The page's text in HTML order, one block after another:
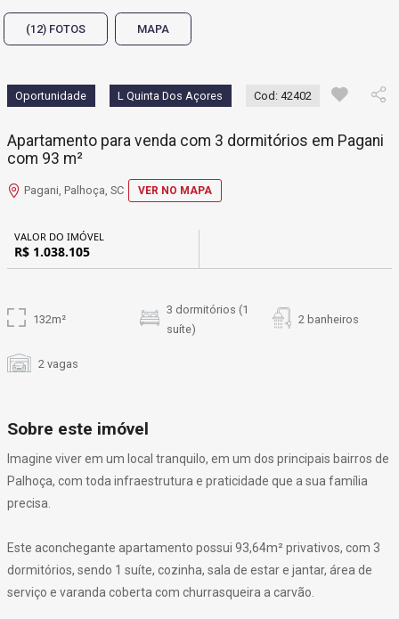
(12) FOTOS MAPA
Oportunidade L Quinta Dos Açores Cod: 42402
Apartamento para venda com 3 dormitórios em Pagani
com 93 m²
Pagani, Palhoça, SC VER NO MAPA
VALOR DO IMÓVEL
R$ 1.038.105
132m²
3 dormitórios (1
suíte)
2 banheiros
2 vagas
Sobre este imóvel
Imagine viver em um local tranquilo, em um dos principais bairros de
Palhoça, com toda infraestrutura e praticidade que a sua família
precisa.
Este aconchegante apartamento possui 93,64m² privativos, com 3
dormitórios, sendo 1 suíte, cozinha, sala de estar e jantar, área de
serviço e varanda coberta com churrasqueira a carvão.